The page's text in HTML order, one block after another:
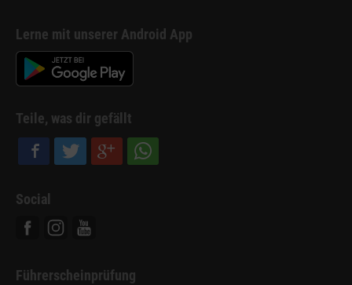
Lerne mit unserer Android App
Teile, was dir gefällt
Social
Führerscheinprüfung